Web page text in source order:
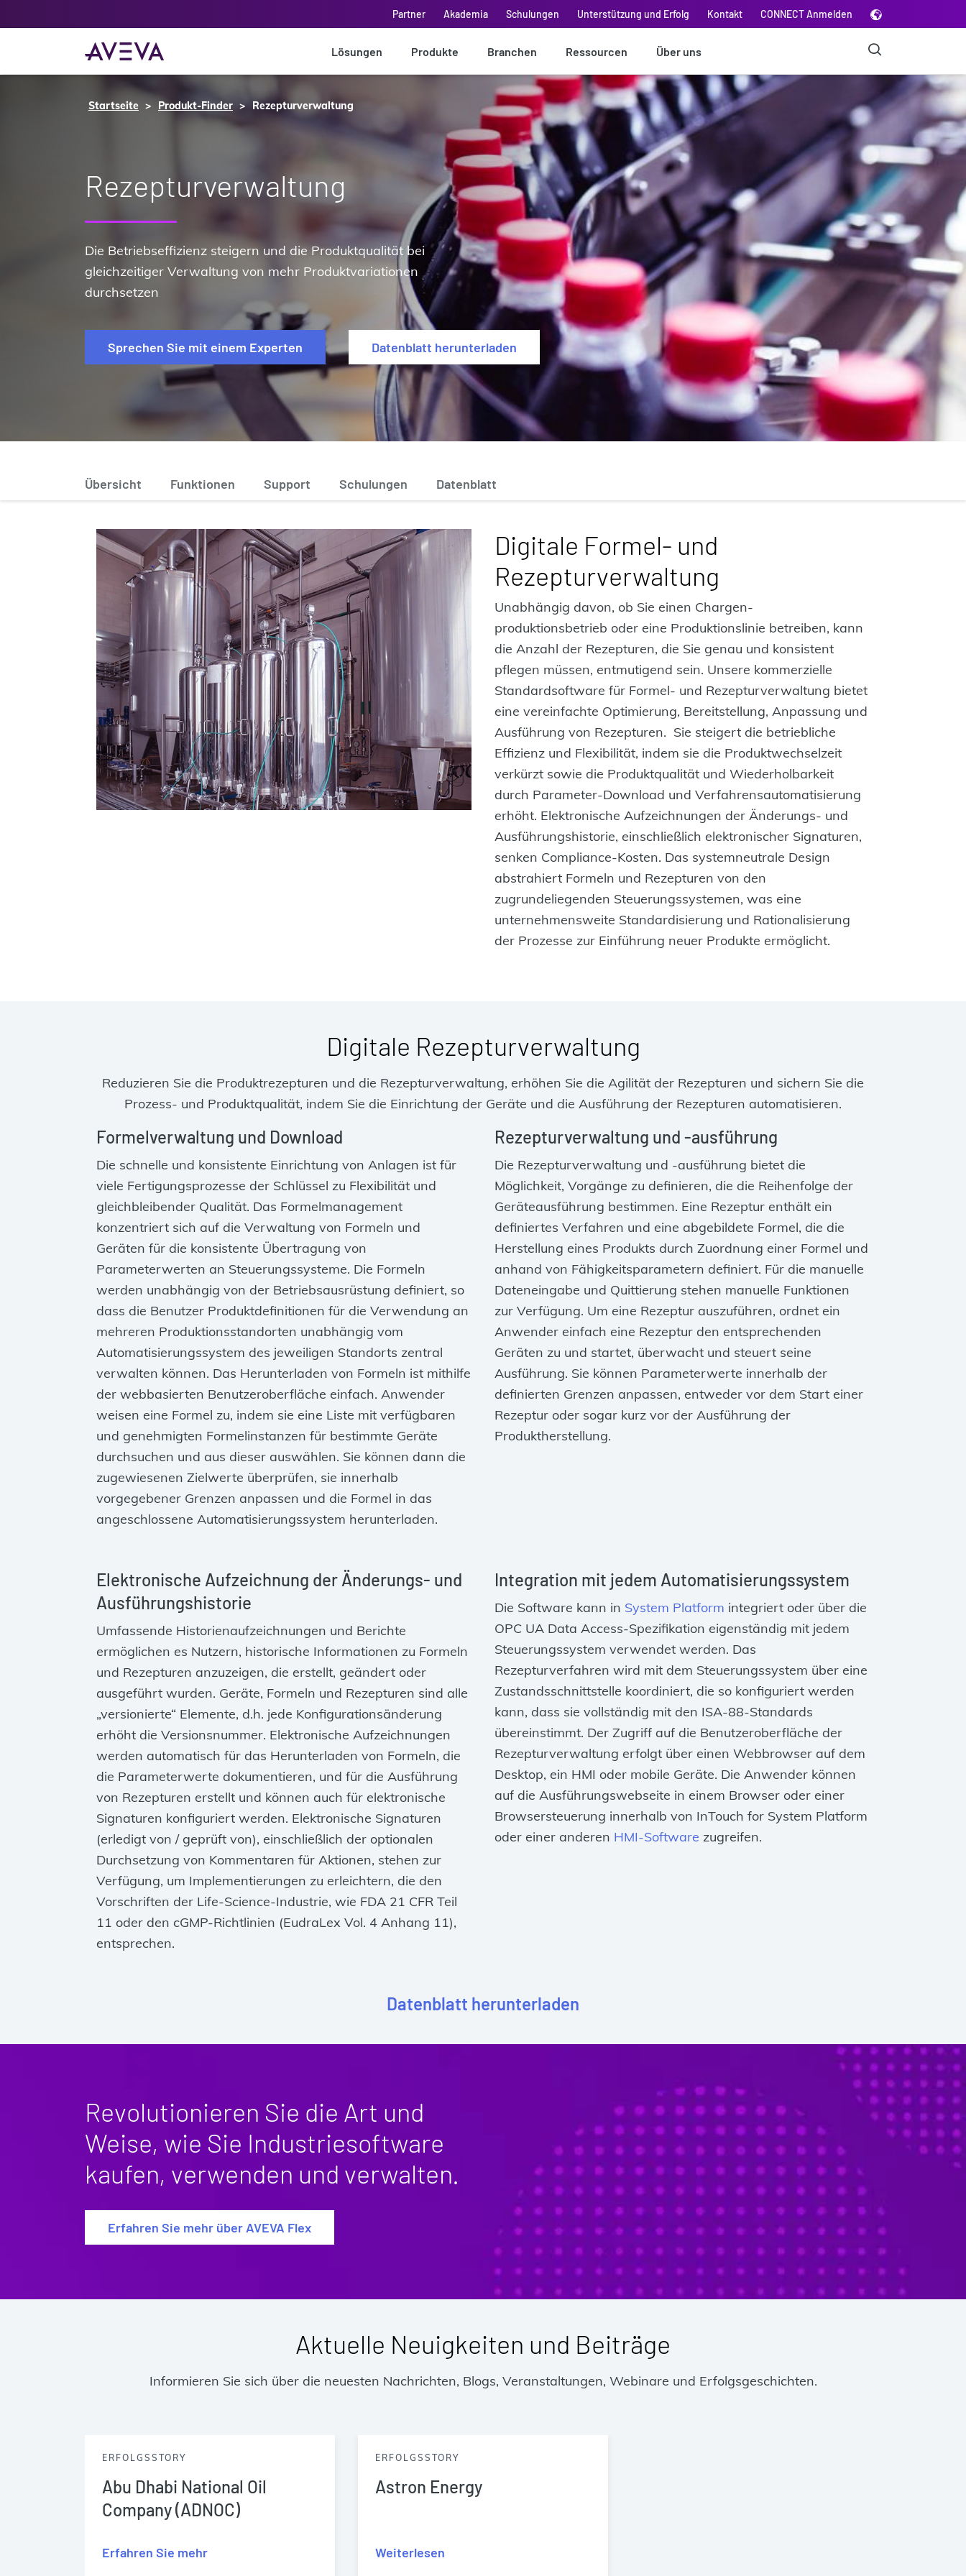
Partner Akademia Schulungen Unterstützung und Erfolg Kontakt CONNECT Anmelden
Lösungen Produkte Branchen Ressourcen Über uns
Startseite Produkt-Finder Rezepturverwaltung
Rezepturverwaltung
Die Betriebseffizienz steigern und die Produktqualität bei
gleichzeitiger Verwaltung von mehr Produktvariationen
durchsetzen
Sprechen Sie mit einem Experten Datenblatt herunterladen
Übersicht Funktionen Support Schulungen Datenblatt
Digitale Formel- und
Rezepturverwaltung
Unabhängig davon, ob Sie einen Chargen‑
produktionsbetrieb oder eine Produktionslinie betreiben, kann
die Anzahl der Rezepturen, die Sie genau und konsistent
pflegen müssen, entmutigend sein. Unsere kommerzielle
Standardsoftware für Formel- und Rezepturverwaltung bietet
eine vereinfachte Optimierung, Bereitstellung, Anpassung und
Ausführung von Rezepturen. Sie steigert die betriebliche
Effizienz und Flexibilität, indem sie die Produktwechselzeit
verkürzt sowie die Produktqualität und Wiederholbarkeit
durch Parameter-Download und Verfahrensautomatisierung
erhöht. Elektronische Aufzeichnungen der Änderungs- und
Ausführungshistorie, einschließlich elektronischer Signaturen,
senken Compliance‑Kosten. Das systemneutrale Design
abstrahiert Formeln und Rezepturen von den
zugrundeliegenden Steuerungssystemen, was eine
unternehmensweite Standardisierung und Rationalisierung
der Prozesse zur Einführung neuer Produkte ermöglicht.
Digitale Rezepturverwaltung
Reduzieren Sie die Produktrezepturen und die Rezepturverwaltung, erhöhen Sie die Agilität der Rezepturen und sichern Sie die
Prozess‑ und Produktqualität, indem Sie die Einrichtung der Geräte und die Ausführung der Rezepturen automatisieren.
Formelverwaltung und Download
Die schnelle und konsistente Einrichtung von Anlagen ist für
viele Fertigungsprozesse der Schlüssel zu Flexibilität und
gleichbleibender Qualität. Das Formelmanagement
konzentriert sich auf die Verwaltung von Formeln und
Geräten für die konsistente Übertragung von
Parameterwerten an Steuerungssysteme. Die Formeln
werden unabhängig von der Betriebsausrüstung definiert, so
dass die Benutzer Produktdefinitionen für die Verwendung an
mehreren Produktionsstandorten unabhängig vom
Automatisierungssystem des jeweiligen Standorts zentral
verwalten können. Das Herunterladen von Formeln ist mithilfe
der webbasierten Benutzeroberfläche einfach. Anwender
weisen eine Formel zu, indem sie eine Liste mit verfügbaren
und genehmigten Formelinstanzen für bestimmte Geräte
durchsuchen und aus dieser auswählen. Sie können dann die
zugewiesenen Zielwerte überprüfen, sie innerhalb
vorgegebener Grenzen anpassen und die Formel in das
angeschlossene Automatisierungssystem herunterladen.
Rezepturverwaltung und ‑ausführung
Die Rezepturverwaltung und ‑ausführung bietet die
Möglichkeit, Vorgänge zu definieren, die die Reihenfolge der
Geräteausführung bestimmen. Eine Rezeptur enthält ein
definiertes Verfahren und eine abgebildete Formel, die die
Herstellung eines Produkts durch Zuordnung einer Formel und
anhand von Fähigkeitsparametern definiert. Für die manuelle
Dateneingabe und Quittierung stehen manuelle Funktionen
zur Verfügung. Um eine Rezeptur auszuführen, ordnet ein
Anwender einfach eine Rezeptur den entsprechenden
Geräten zu und startet, überwacht und steuert seine
Ausführung. Sie können Parameterwerte innerhalb der
definierten Grenzen anpassen, entweder vor dem Start einer
Rezeptur oder sogar kurz vor der Ausführung der
Produktherstellung.
Elektronische Aufzeichnung der Änderungs‑ und
Ausführungshistorie
Umfassende Historienaufzeichnungen und Berichte
ermöglichen es Nutzern, historische Informationen zu Formeln
und Rezepturen anzuzeigen, die erstellt, geändert oder
ausgeführt wurden. Geräte, Formeln und Rezepturen sind alle
„versionierte“ Elemente, d.h. jede Konfigurationsänderung
erhöht die Versionsnummer. Elektronische Aufzeichnungen
werden automatisch für das Herunterladen von Formeln, die
die Parameterwerte dokumentieren, und für die Ausführung
von Rezepturen erstellt und können auch für elektronische
Signaturen konfiguriert werden. Elektronische Signaturen
(erledigt von / geprüft von), einschließlich der optionalen
Durchsetzung von Kommentaren für Aktionen, stehen zur
Verfügung, um Implementierungen zu erleichtern, die den
Vorschriften der Life‑Science‑Industrie, wie FDA 21 CFR Teil
11 oder den cGMP-Richtlinien (EudraLex Vol. 4 Anhang 11),
entsprechen.
Integration mit jedem Automatisierungssystem
Die Software kann in System Platform integriert oder über die
OPC UA Data Access-Spezifikation eigenständig mit jedem
Steuerungssystem verwendet werden. Das
Rezepturverfahren wird mit dem Steuerungssystem über eine
Zustandsschnittstelle koordiniert, die so konfiguriert werden
kann, dass sie vollständig mit den ISA-88-Standards
übereinstimmt. Der Zugriff auf die Benutzeroberfläche der
Rezepturverwaltung erfolgt über einen Webbrowser auf dem
Desktop, ein HMI oder mobile Geräte. Die Anwender können
auf die Ausführungswebseite in einem Browser oder einer
Browsersteuerung innerhalb von InTouch for System Platform
oder einer anderen HMI-Software zugreifen.
Datenblatt herunterladen
Revolutionieren Sie die Art und
Weise, wie Sie Industriesoftware
kaufen, verwenden und verwalten.
Erfahren Sie mehr über AVEVA Flex
Aktuelle Neuigkeiten und Beiträge
Informieren Sie sich über die neuesten Nachrichten, Blogs, Veranstaltungen, Webinare und Erfolgsgeschichten.
ERFOLGSSTORY
Abu Dhabi National Oil
Company (ADNOC)
Erfahren Sie mehr
ERFOLGSSTORY
Astron Energy
Weiterlesen